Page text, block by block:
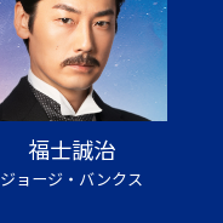
福士誠治
ジョージ・バンクス